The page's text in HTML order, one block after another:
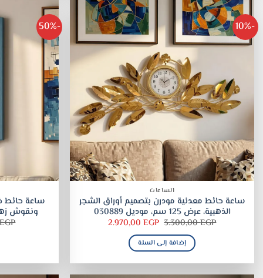
-10%
الساعات
ساعة حائط معدنية مودرن بتصميم أوراق الشجر
الذهبية، عرض 125 سم، موديل 030889
3.300,00EGP السعر
هو:
3.300,00 EGP.
2.970,00EGP السعر
إضافة إلى السلة
-50%
ساعة حائط
ونقوش زهرية – 75
EGP